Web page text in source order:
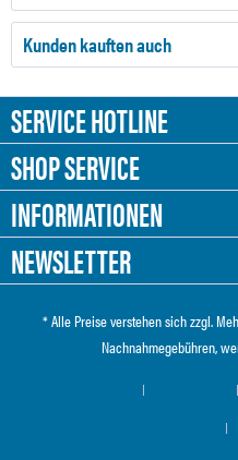
Kunden kauften auch
SERVICE HOTLINE
SHOP SERVICE
INFORMATIONEN
NEWSLETTER
* Alle Preise verstehen sich zzgl.
Nachnahmegebühren,